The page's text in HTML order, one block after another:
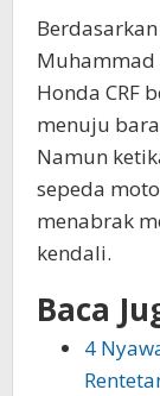
Muhammad
Honda CRF
menuju
Namun
sepeda
menabrak
kendali.
Baca
4